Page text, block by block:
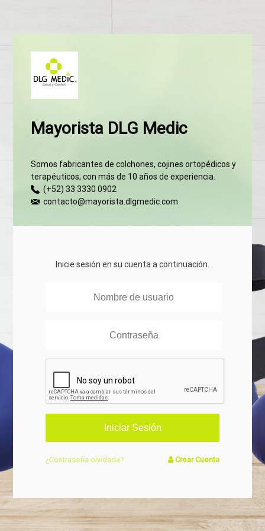
Mayorista DLG Medic
Somos fabricantes de colchones, cojines ortopédicos y
terapéuticos, con más de 10 años de experiencia.
(+52) 33 3330 0902
contacto@mayorista.dlgmedic.com
Inicie sesión en su cuenta a continuación.
¿Contraseña olvidada? Crear Cuenta